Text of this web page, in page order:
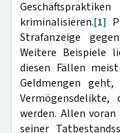
kriminalisieren.[1]
Strafanzeige
Weitere Beispiele
diesen Fällen
Geldmengen
werden. Allen
seiner